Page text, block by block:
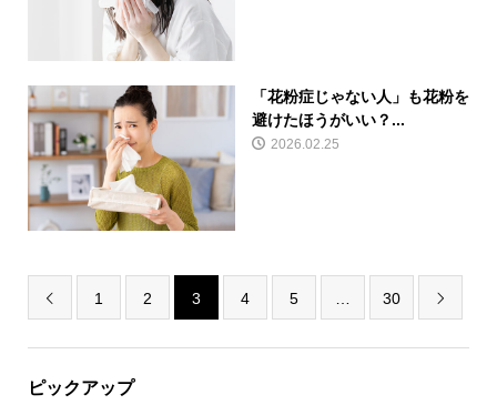
「花粉症じゃない人」も花粉を
避けたほうがいい？...
2026.02.25
 1 2 3 4 5 30 
ピックアップ